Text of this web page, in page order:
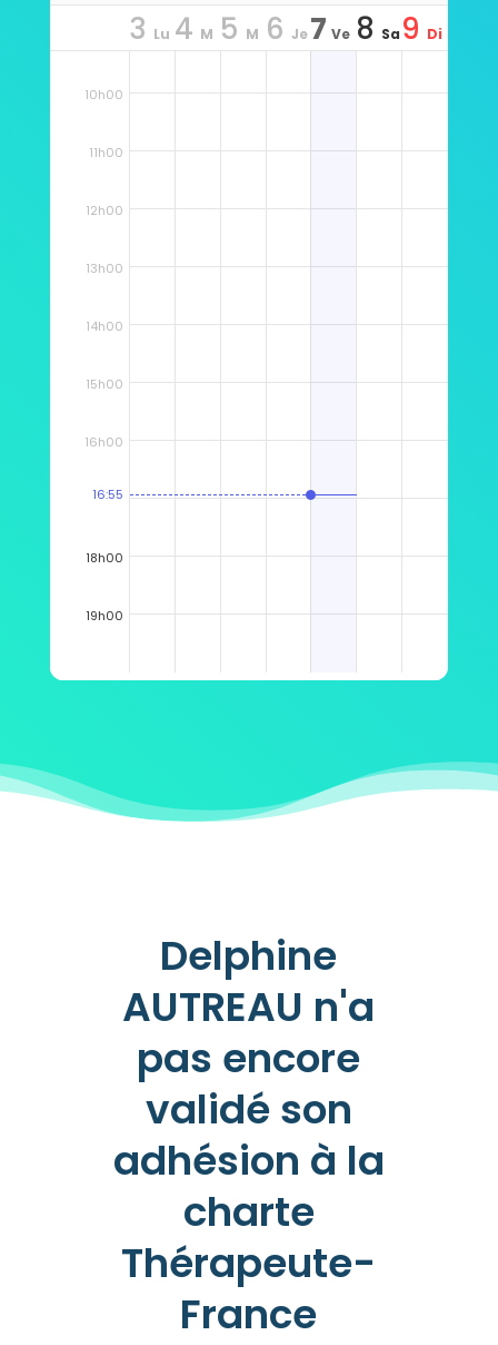
3 Lu 4 M 5 M 6 Je 7 Ve 8 Sa 9 Di
10h00
11h00
12h00
13h00
14h00
15h00
16h00
18h00
19h00
16:55
Delphine
AUTREAU n'a
pas encore
validé son
adhésion à la
charte
Thérapeute-
France